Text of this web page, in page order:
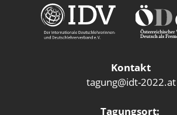
Kontakt
tagung@idt-2022.at
Tagungsort: